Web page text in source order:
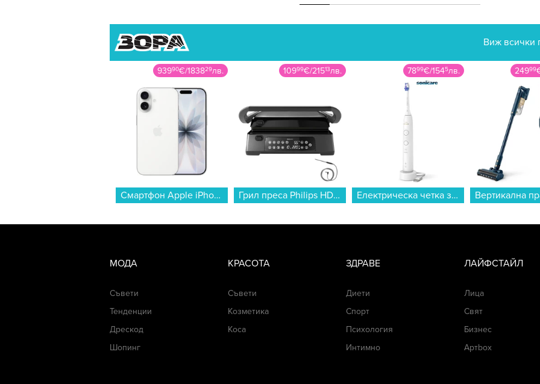
Виж всички
93990€/183829лв.
Смартфон Apple iPhone 17 256GB White mg6k4 , 256 GB, 8 GB...
10999€/21513лв.
Грил преса Philips HD6307/70...
7899€/1545лв.
Електрическа четка за зъби Philips HX7400/01 Sonicare...
24999
МОДА
Съвети
Тенденции
Дрескод
Шопинг
КРАСОТА
Съвети
Козметика
Коса
ЗДРАВЕ
Диети
Спорт
Психология
Интимно
ЛАЙФСТАЙЛ
Лица
Свят
Бизнес
Артbox